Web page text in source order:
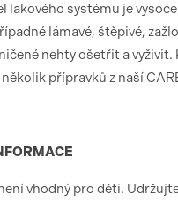
lakového systému je vysoce
lámavé, štěpivé,
nehty ošetřit a
přípravků z naší
vhodný pro děti.